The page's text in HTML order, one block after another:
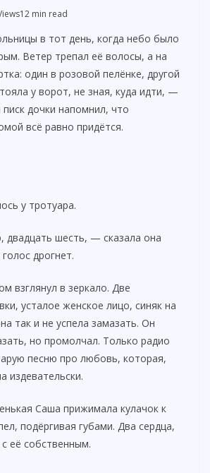
12 min read
в тот день, когда небо было
Ветер трепал её волосы, а на
один в розовой пелёнке, другой
у ворот, не зная, куда идти, —
дочки напомнил, что
всё равно придётся.
у тротуара.
шесть, — сказала она
дрогнет.
взглянул в зеркало. Две
усталое женское лицо, синяк на
так и не успела замазать. Он
но промолчал. Только радио
песню про любовь, которая,
издевательски.
Саша прижимала кулачок к
подёргивая губами. Два сердца,
её собственным.